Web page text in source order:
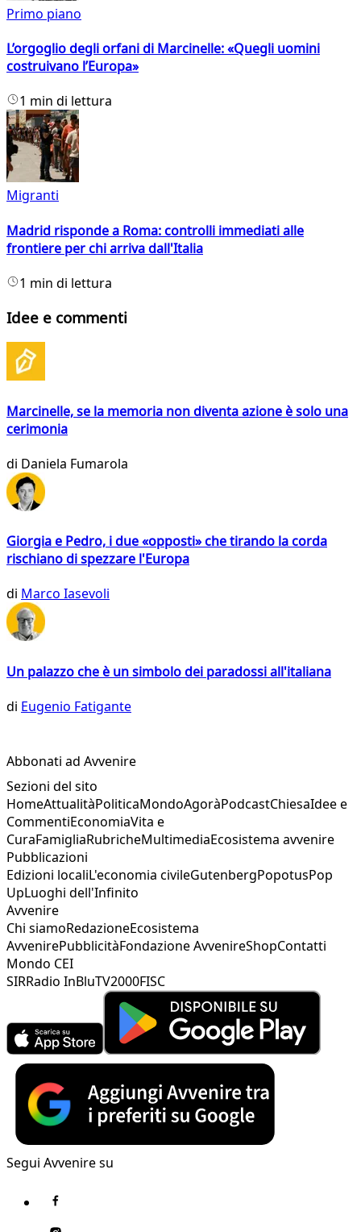
Primo piano
L’orgoglio degli orfani di Marcinelle: «Quegli uomini
costruivano l’Europa»
1 min di lettura
Migranti
Madrid risponde a Roma: controlli immediati alle
frontiere per chi arriva dall'Italia
1 min di lettura
Idee e commenti
Marcinelle, se la memoria non diventa azione è solo una
cerimonia
di Daniela Fumarola
Giorgia e Pedro, i due «opposti» che tirando la corda
rischiano di spezzare l'Europa
di Marco Iasevoli
Un palazzo che è un simbolo dei paradossi all'italiana
di Eugenio Fatigante
Abbonati ad Avvenire
Sezioni del sito
HomeAttualitàPoliticaMondoAgoràPodcastChiesaIdee e
CommentiEconomiaVita e
CuraFamigliaRubricheMultimediaEcosistema avvenire
Pubblicazioni
Edizioni localiL'economia civileGutenbergPopotusPop
UpLuoghi dell'Infinito
Avvenire
Chi siamoRedazioneEcosistema
AvvenirePubblicitàFondazione AvvenireShopContatti
Mondo CEI
SIRRadio InBluTV2000FISC
Segui Avvenire su